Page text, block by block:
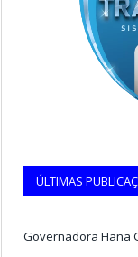
ÚLTIMAS
Governadora Hana